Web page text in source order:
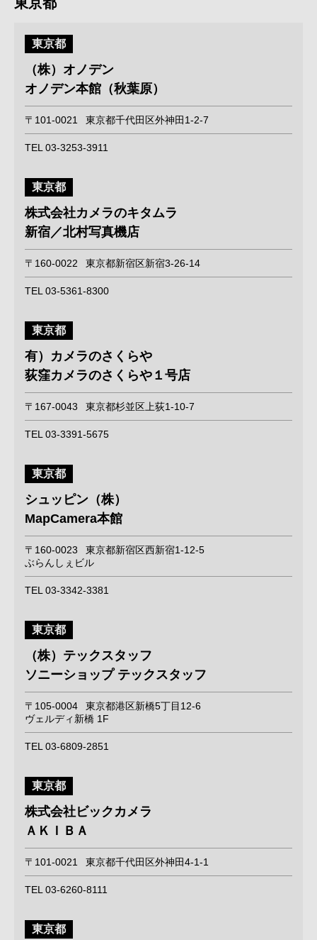
東京都
（株）オノデン
オノデン本館（秋葉原）
〒101-0021 東京都千代田区外神田1-2-7
TEL 03-3253-3911
東京都
株式会社カメラのキタムラ
新宿／北村写真機店
〒160-0022 東京都新宿区新宿3-26-14
TEL 03-5361-8300
東京都
有）カメラのさくらや
荻窪カメラのさくらや１号店
〒167-0043 東京都杉並区上荻1-10-7
TEL 03-3391-5675
東京都
シュッピン（株）
MapCamera本館
〒160-0023
東京都新宿区西新宿1-12-5
ぶらんしぇビル
TEL 03-3342-3381
東京都
（株）テックスタッフ
ソニーショップ テックスタッフ
〒105-0004
東京都港区新橋5丁目12-6
ヴェルディ新橋 1F
TEL 03-6809-2851
東京都
株式会社ビックカメラ
ＡＫＩＢＡ
〒101-0021 東京都千代田区外神田4-1-1
TEL 03-6260-8111
東京都